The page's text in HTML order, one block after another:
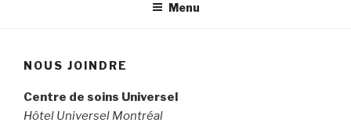
Menu
NOUS JOINDRE
Centre de soins Universel
Hôtel Universel Montréal